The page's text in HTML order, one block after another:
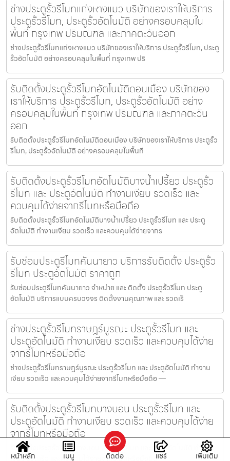
ช่างประตูรั้วรีโมทแก่งหางแมว บริษัทของเราให้บริการ
ประตูรั้วรีโมท, ประตูรั้วอัตโนมัติ อย่างครอบคลุมใน
พื้นที่ กรุงเทพ ปริมณฑล และภาคตะวันออก
ช่างประตูรั้วรีโมทแก่งหางแมว บริษัทของเราให้บริการ ประตูรั้วรีโมท, ประตู
รั้วอัตโนมัติ อย่างครอบคลุมในพื้นที่ กรุงเทพ ปริ
รับติดตั้งประตูรั้วรีโมทอัตโนมัติดอนเมือง บริษัทของ
เราให้บริการ ประตูรั้วรีโมท, ประตูรั้วอัตโนมัติ อย่าง
ครอบคลุมในพื้นที่ กรุงเทพ ปริมณฑล และภาคตะวัน
ออก
รับติดตั้งประตูรั้วรีโมทอัตโนมัติดอนเมือง บริษัทของเราให้บริการ ประตูรั้ว
รีโมท, ประตูรั้วอัตโนมัติ อย่างครอบคลุมในพื้นที
รับติดตั้งประตูรั้วรีโมทอัตโนมัติบางน้ำเปรี้ยว ประตูรั้ว
รีโมท และ ประตูอัตโนมัติ ทำงานเงียบ รวดเร็ว และ
ควบคุมได้ง่ายจากรีโมทหรือมือถือ
รับติดตั้งประตูรั้วรีโมทอัตโนมัติบางน้ำเปรี้ยว ประตูรั้วรีโมท และ ประตู
อัตโนมัติ ทำงานเงียบ รวดเร็ว และควบคุมได้ง่ายจากร
รับซ่อมประตูรีโมทคันนายาว บริการรับติดตั้ง ประตูรั้ว
รีโมท ประตูอัตโนมัติ ราคาถูก
รับซ่อมประตูรีโมทคันนายาว จำหน่าย และ ติดตั้ง ประตูรั้วรีโมท ประตู
อัตโนมัติ บริการแบบครบวงจร ติดตั้งงานคุณภาพ และ รวดเร็
ช่างประตูรั้วรีโมทราษฎร์บูรณะ ประตูรั้วรีโมท และ
ประตูอัตโนมัติ ทำงานเงียบ รวดเร็ว และควบคุมได้ง่าย
จากรีโมทหรือมือถือ
ช่างประตูรั้วรีโมทราษฎร์บูรณะ ประตูรั้วรีโมท และ ประตูอัตโนมัติ ทำงาน
เงียบ รวดเร็ว และควบคุมได้ง่ายจากรีโมทหรือมือถือ —
รับติดตั้งประตูรั้วรีโมทบางบอน ประตูรั้วรีโมท และ
ประตูอัตโนมัติ ทำงานเงียบ รวดเร็ว และควบคุมได้ง่าย
จากรีโมทหรือมือถือ
รับติดตั้งประตูรั้วรีโมทบางบอน ประตูรั้วรีโมท และ ประตูอัตโนมัติ ทำงาน
เงียบ รวดเร็ว และควบคุมได้ง่ายจากรีโมทหรือมือถือ —
หน้าหลัก เมนู ติดต่อ แชร์ เพิ่มเติม